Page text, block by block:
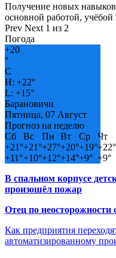
Получение новых
основной работой,
Prev Next 1 из 2
Погода
+20
°
C
H: +22°
L: +15°
Барановичи
Пятница, 07 Август
Прогноз на неделю
Сб
Вс Пн Вт Ср
Чт
+21°+21°+27°+20°+19°+22°
+11°+10°+12°+14°+9° +9°
В спальном корпусе
произошёл пожар
Отец по неосторожности
Как предприятия
автоматизированному